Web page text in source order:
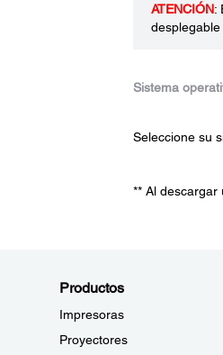
ATENCIÓN:
desplegable
Sistema
Seleccione su
** Al descargar
Productos
Impresoras
Proyectores